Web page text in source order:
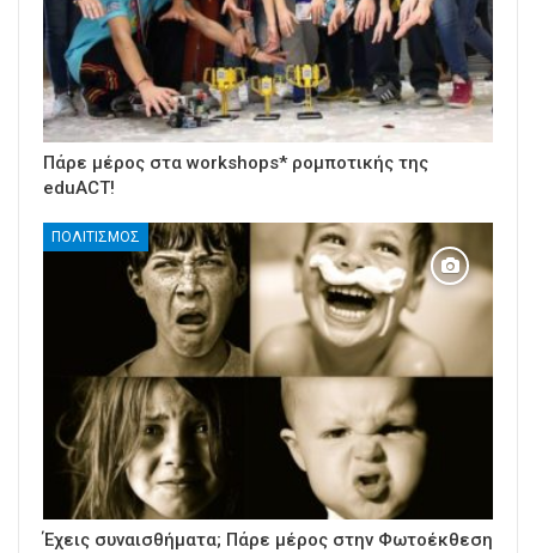
Πάρε μέρος στα workshops* ρομποτικής της
eduACT!
ΠΟΛΙΤΙΣΜΌΣ
Έχεις συναισθήματα; Πάρε μέρος στην Φωτοέκθεση